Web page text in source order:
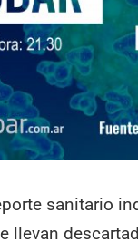
sanitario
llevan